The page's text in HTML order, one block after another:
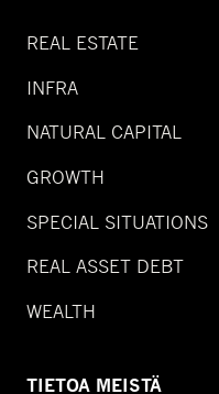
REAL ESTATE
INFRA
NATURAL CAPITAL
GROWTH
SPECIAL SITUATIONS
REAL ASSET DEBT
WEALTH
TIETOA MEISTÄ